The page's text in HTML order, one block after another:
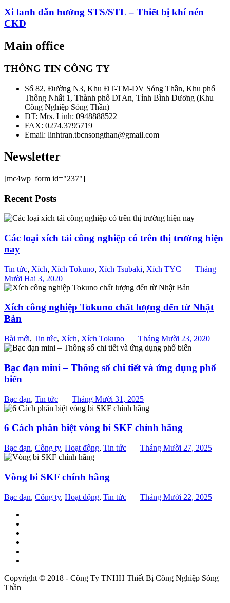
Xi lanh dẫn hướng STS/STL – Thiết bị khí nén
CKD
Main office
THÔNG TIN CÔNG TY
Số 82, Đường N3, Khu ĐT-TM-DV Sóng Thần, Khu phố
Thống Nhất 1, Thành phố Dĩ An, Tỉnh Bình Dương (Khu
Công Nghiệp Sóng Thần)
ĐT: Mrs. Linh: 0948888522
FAX: 0274.3795719
Email: linhtran.tbcnsongthan@gmail.com
Newsletter
[mc4wp_form id="237"]
Recent Posts
Các loại xích tải công nghiệp có trên thị trường hiện
nay
Tin tức, Xích, Xích Tokuno, Xích Tsubaki, Xích TYC |
Tháng
Mười Hai 3, 2020
Xích công nghiệp Tokuno chất lượng đến từ Nhật
Bản
Bài mới, Tin tức, Xích, Xích Tokuno | Tháng Mười 23, 2020
Bạc đạn mini – Thông số chi tiết và ứng dụng phổ
biến
Bạc đạn, Tin tức | Tháng Mười 31, 2025
6 Cách phân biệt vòng bi SKF chính hãng
Bạc đạn, Công ty, Hoạt động, Tin tức | Tháng Mười 27, 2025
Vòng bi SKF chính hãng
Bạc đạn, Công ty, Hoạt động, Tin tức | Tháng Mười 22, 2025
Copyright © 2018 - Công Ty TNHH Thiết Bị Công Nghiệp Sóng
Thần